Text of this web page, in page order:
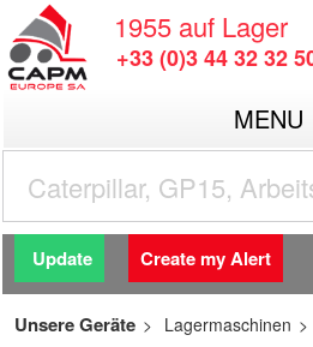
1955 auf Lager
+33 (0)3 44 32 32
MENU
Update Create my Alert
Unsere Geräte Lagermaschinen